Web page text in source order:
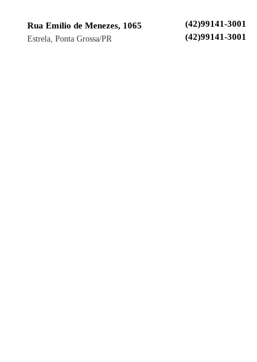
Rua Emílio de Menezes, 1065
Estrela, Ponta Grossa/PR
(42)99141-3001
(42)99141-3001